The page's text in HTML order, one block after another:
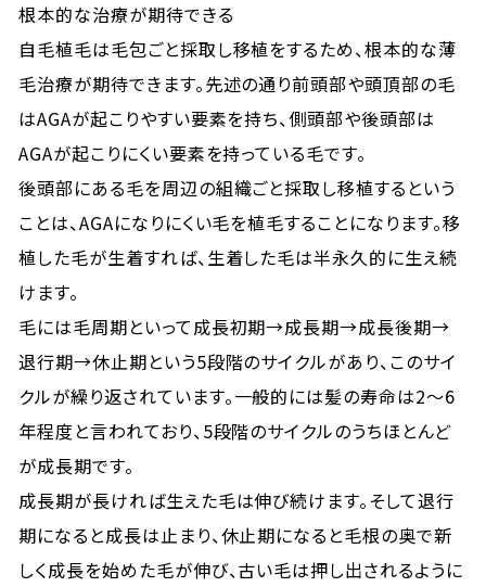
根本的な治療が期待できる
自毛植毛は毛包ごと採取し移植をするため、根本的な薄
毛治療が期待できます。先述の通り前頭部や頭頂部の毛
はAGAが起こりやすい要素を持ち、側頭部や後頭部は
AGAが起こりにくい要素を持っている毛です。
後頭部にある毛を周辺の組織ごと採取し移植するという
ことは、AGAになりにくい毛を植毛することになります。移
植した毛が生着すれば、生着した毛は半永久的に生え続
けます。
毛には毛周期といって成長初期→成長期→成長後期→
退行期→休止期という5段階のサイクルがあり、このサイ
クルが繰り返されています。一般的には髪の寿命は2～6
年程度と言われており、5段階のサイクルのうちほとんど
が成長期です。
成長期が長ければ生えた毛は伸び続けます。そして退行
期になると成長は止まり、休止期になると毛根の奥で新
しく成長を始めた毛が伸び、古い毛は押し出されるように